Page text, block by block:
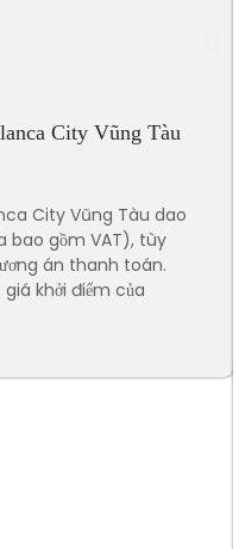
City Vũng Tàu
City Vũng Tàu dao
bao gồm VAT), tùy
án thanh toán.
khởi điểm của